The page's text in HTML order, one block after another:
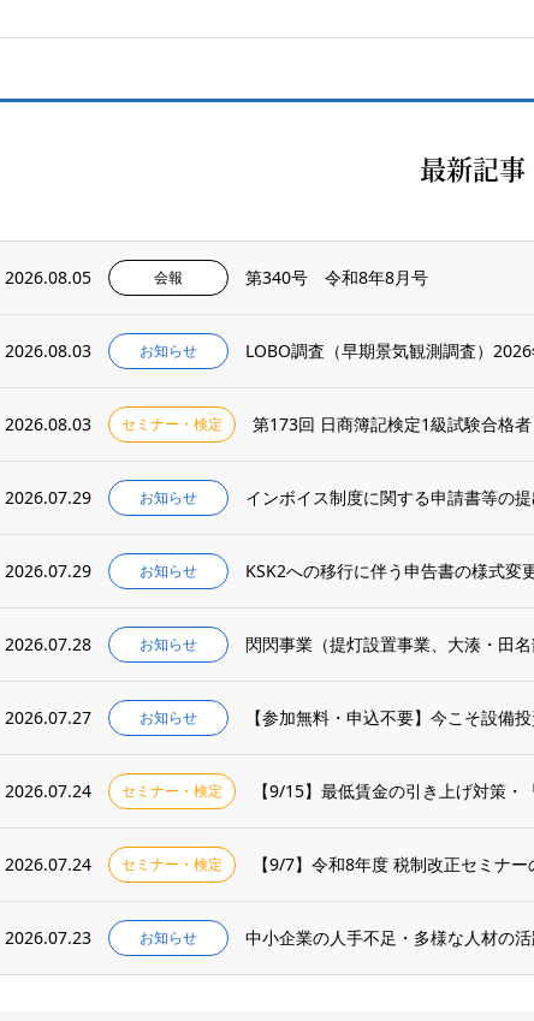
最新記事
2026.08.05 会報 第340号 令和8年8月号
2026.08.03 お知らせ LOBO調査（早期景気観測調査）
2026.08.03 セミナー・検定 第173回 日商簿記検定1級試験合格者
2026.07.29 お知らせ インボイス制度に関する申請書等の
2026.07.29 お知らせ KSK2への移行に伴う申告書の様式変
2026.07.28 お知らせ 閃閃事業（提灯設置事業、大湊・田
2026.07.27 お知らせ
2026.07.24 セミナー・検定 【9/15】最低賃金の引き上げ対策
2026.07.24 セミナー・検定 【9/7】令和8年度 税制改正セミナ
2026.07.23 お知らせ 中小企業の人手不足・多様な人材の